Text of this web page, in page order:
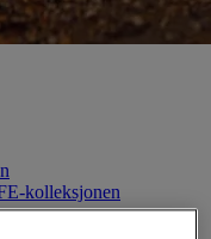
kolleksjonen